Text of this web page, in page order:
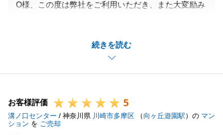
続きを読む
O様、この度は弊社をご利用いただき、また大変励み
ことを大変嬉しく思っております。
私どもは「お客様の疑問に誠実に向き合い、嘘のない
正直な対応をすること」を第一に心がけております。
いただけたことは大変光栄です。
今後とも、何かお困り事がございましたら、いつでも
お気軽にお声がけくださいませ。
お客様評価 5
溝ノ口センター / 神奈川県 川崎市多摩区 （向ヶ丘遊園駅）の マン
ション を ご売却